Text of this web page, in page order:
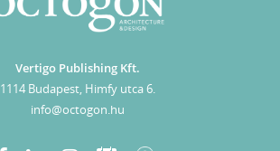
Vertigo Publishing Kft.
1114 Budapest, Himfy utca 6.
info@octogon.hu